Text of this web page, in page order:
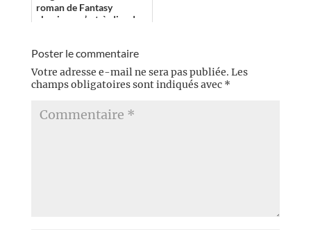
roman de Fantasy
classique, c’est-à-dire de
Poster le commentaire
Votre adresse e-mail ne sera pas publiée. Les
champs obligatoires sont indiqués avec *